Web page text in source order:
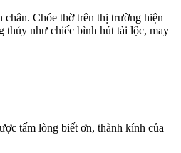
chân. Chóe thờ trên thị trường hiện
thủy như chiếc bình hút tài lộc, may
tấm lòng biết ơn, thành kính của